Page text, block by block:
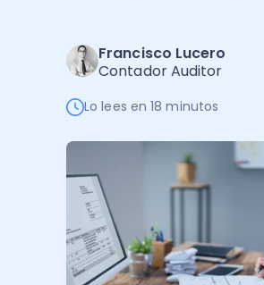
Administración Empresarial
Software Factura y Administración
Autores
Francisco Lucero
Contador Auditor
Lo lees en 18 minutos